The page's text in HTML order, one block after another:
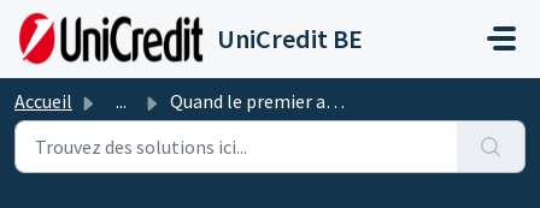
Passer au contenu principal
UniCredit BE
Accueil ... Quand le premier abonnement de 3,90 euros sera-t-il factu...